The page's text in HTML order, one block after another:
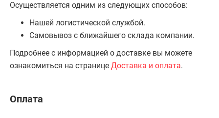
Осуществляется одним из следующих способов:
Нашей логистической службой.
Самовывоз с ближайшего склада компании.
Подробнее с информацией о доставке вы можете
ознакомиться на странице Доставка и оплата.
Оплата